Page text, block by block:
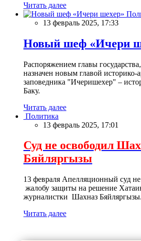
Читать далее
13 февраль 2025, 17:33
Новый шеф «Ичери
Распоряжением главы
назначен новым главой историко-
заповедника "Ичеришехер" –
Баку.
Читать далее
Политика
13 февраль 2025, 17:01
Суд не освободил
Бяйляргызы
13 февраля Апелляционный суд
жалобу защиты на решение
журналистки Шахназ Бяйляргызы.
Читать далее